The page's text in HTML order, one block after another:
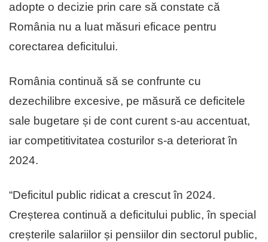
adopte o decizie prin care să constate că
România nu a luat măsuri eficace pentru
corectarea deficitului.
România continuă să se confrunte cu
dezechilibre excesive, pe măsură ce deficitele
sale bugetare și de cont curent s-au accentuat,
iar competitivitatea costurilor s-a deteriorat în
2024.
“Deficitul public ridicat a crescut în 2024.
Creșterea continuă a deficitului public, în special
creșterile salariilor și pensiilor din sectorul public,